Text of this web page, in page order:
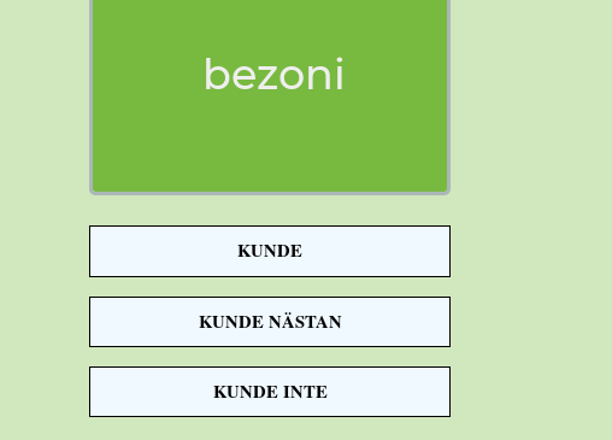
bezoni
need
KUNDE
KUNDE NÄSTAN
KUNDE INTE